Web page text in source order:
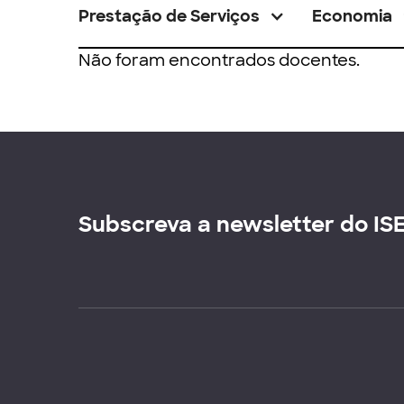
Prestação de Serviços Economia
Não foram encontrados docentes.
Subscreva a newsletter do